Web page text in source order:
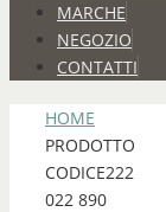
MARCHE
NEGOZIO
CONTATTI
HOME
PRODOTTO
CODICE222
022 890